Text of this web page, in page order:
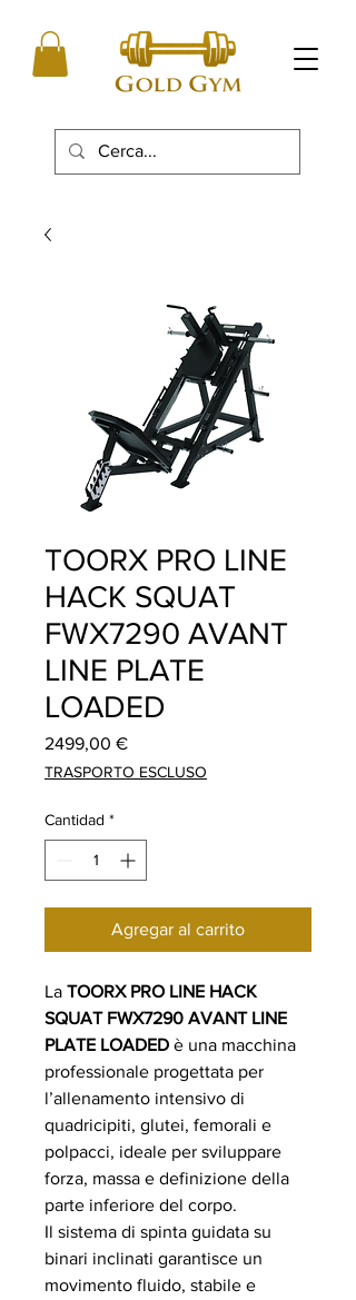
TOORX PRO LINE
HACK SQUAT
FWX7290 AVANT
LINE PLATE
LOADED
2499,00 €Precio
TRASPORTO ESCLUSO
Cantidad *
Agregar al carrito
La TOORX PRO LINE HACK
SQUAT FWX7290 AVANT LINE
PLATE LOADED è una macchina
professionale progettata per
l’allenamento intensivo di
quadricipiti, glutei, femorali e
polpacci, ideale per sviluppare
forza, massa e definizione della
parte inferiore del corpo.
Il sistema di spinta guidata su
binari inclinati garantisce un
movimento fluido, stabile e